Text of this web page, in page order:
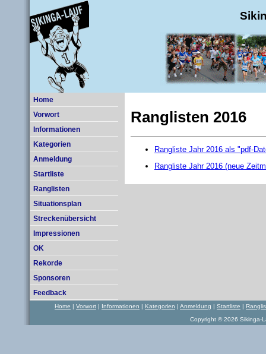
Home
Vorwort
Informationen
Kategorien
Anmeldung
Startliste
Ranglisten
Situationsplan
Streckenübersicht
Impressionen
OK
Rekorde
Sponsoren
Feedback
Ranglisten 2016
Rangliste Jahr 2016 als "pdf-
Rangliste Jahr 2016 (neue
Home | Vorwort | Informationen | Kategorien | Anmeldung | Startliste |
Copyright © 2026 Sikinga-